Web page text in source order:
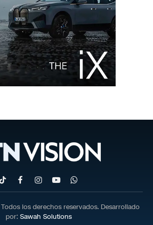
TikTokFacebookInstagram
YouTubeWhatsApp
los derechos reservados. Desarrollado
por: Sawah Solutions